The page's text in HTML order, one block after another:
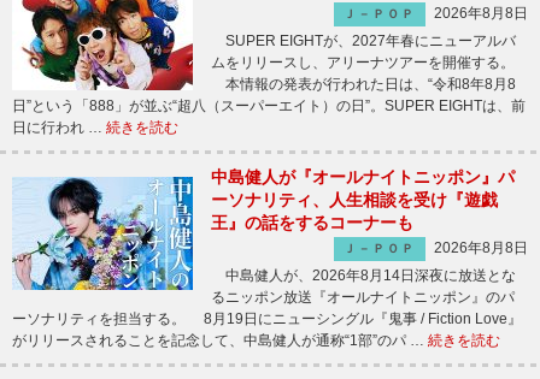
Ｊ－ＰＯＰ
2026年8月8日
SUPER EIGHTが、2027年春にニューアルバ
ムをリリースし、アリーナツアーを開催する。
本情報の発表が行われた日は、“令和8年8月8
日”という「888」が並ぶ“超八（スーパーエイト）の日”。SUPER EIGHTは、前
日に行われ … 続きを読む
中島健人が『オールナイトニッポン』パ
ーソナリティ、人生相談を受け『遊戯
王』の話をするコーナーも
Ｊ－ＰＯＰ
2026年8月8日
中島健人が、2026年8月14日深夜に放送とな
るニッポン放送『オールナイトニッポン』のパ
ーソナリティを担当する。 8月19日にニューシングル『鬼事 / Fiction Love』
がリリースされることを記念して、中島健人が通称“1部”のパ … 続きを読む